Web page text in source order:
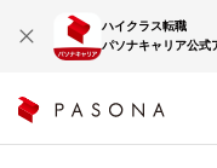
ハイクラス転職
パソナキャリア公式